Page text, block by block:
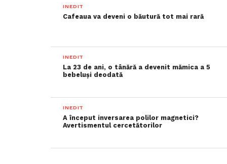
INEDIT
Cafeaua va deveni o băutură tot mai rară
INEDIT
La 23 de ani, o tânără a devenit mămica a 5
bebeluși deodată
INEDIT
A început inversarea polilor magnetici?
Avertismentul cercetătorilor